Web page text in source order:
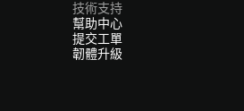
技術支持
幫助中心
提交工單
韌體升級